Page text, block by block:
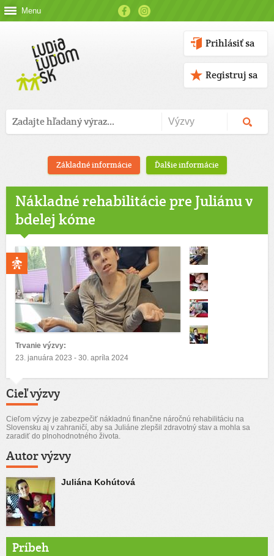
Menu
Prihlásiť sa
Registruj sa
Základné informácie Ďalšie informácie
Nákladné rehabilitácie pre Juliánu v
bdelej kóme
Trvanie výzvy:
23. januára 2023 - 30. apríla 2024
Cieľ výzvy
Cieľom výzvy je zabezpečiť nákladnú finančne náročnú rehabilitáciu na
Slovensku aj v zahraničí, aby sa Juliáne zlepšil zdravotný stav a mohla sa
zaradiť do plnohodnotného života.
Autor výzvy
Juliána Kohútová
Príbeh